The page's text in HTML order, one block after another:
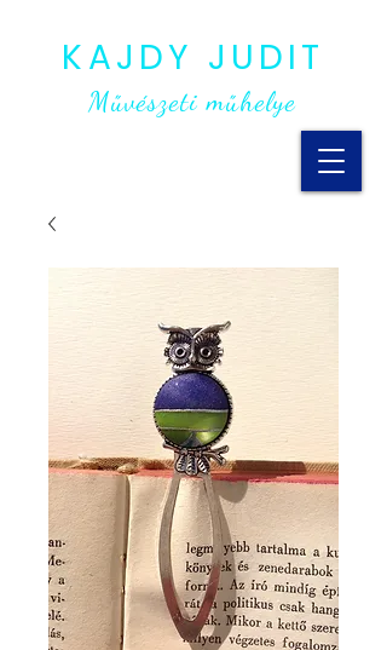
KAJDY JUDIT
Művészeti műhelye